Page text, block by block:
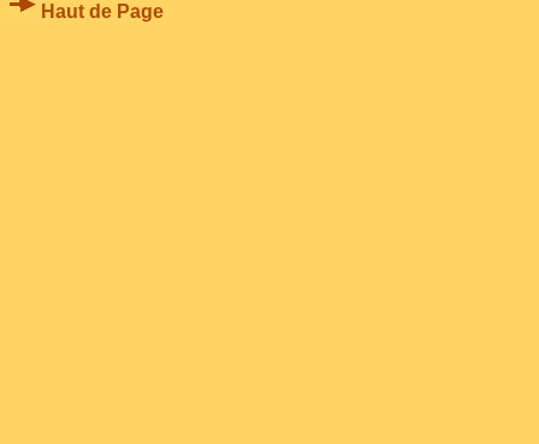
Haut de Page